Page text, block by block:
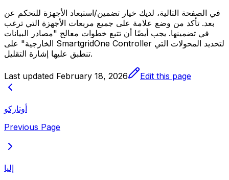
في الصفحة التالية، لديك خيار تضمين/استبعاد الأجهزة للتحكم عن
بعد. تأكد من وضع علامة على جميع مربعات الأجهزة التي ترغب
في تضمينها. يجب أيضًا أن تتبع خطوات معالج "مصادر البيانات
SmartgridOne Controller
تنطبق عليها إشارة التقليل.
Last updated February 18, 2026 Edit this page
أوتاركو
Previous Page
إليا